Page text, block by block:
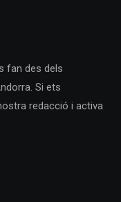
fan des dels
Si ets
redacció i activa